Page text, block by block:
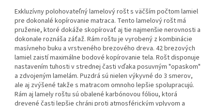
Exkluzívny polohovateľný lamelový rošt s väčším počtom lamiel
pre dokonalé kopírovanie matraca. Tento lamelový rošt má
pruženie, ktoré dokáže skopírovať aj tie najmenšie nerovnosti a
dokonale roznáša záťaž. Rám roštu je vyrobený z kombinácie
masívneho buku a vrstveného brezového dreva. 42 brezových
lamiel zaistí maximálne bodové kopírovanie tela. Rošt disponuje
nastavením tuhosti v strednej časti vďaka posuvným "opaskom"
a zdvojeným lamelám. Puzdrá sú nielen výkyvné do 3 smerov,
ale aj zvýšené takže s matracom omnoho lepšie spolupracujú.
Rám aj lamely roštu sú obalené karbónovou fóliou, ktorá
drevené časti lepšie chráni proti atmosférickým vplyvom a